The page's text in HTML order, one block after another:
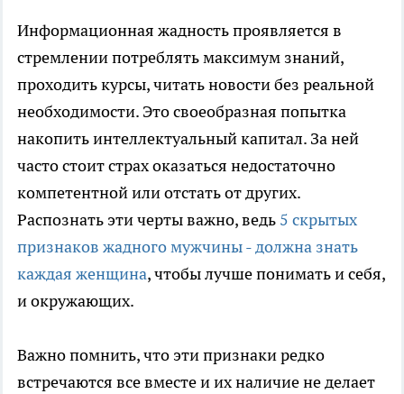
Информационная жадность проявляется в
стремлении потреблять максимум знаний,
проходить курсы, читать новости без реальной
необходимости. Это своеобразная попытка
накопить интеллектуальный капитал. За ней
часто стоит страх оказаться недостаточно
компетентной или отстать от других.
Распознать эти черты важно, ведь 5 скрытых
признаков жадного мужчины - должна знать
каждая женщина, чтобы лучше понимать и себя,
и окружающих.
Важно помнить, что эти признаки редко
встречаются все вместе и их наличие не делает